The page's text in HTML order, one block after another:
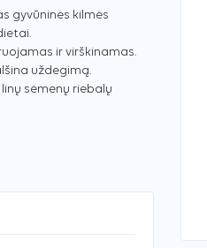
gyvūninės kilmės
ir virškinamas.
uždegimą.
sėmenų riebalų